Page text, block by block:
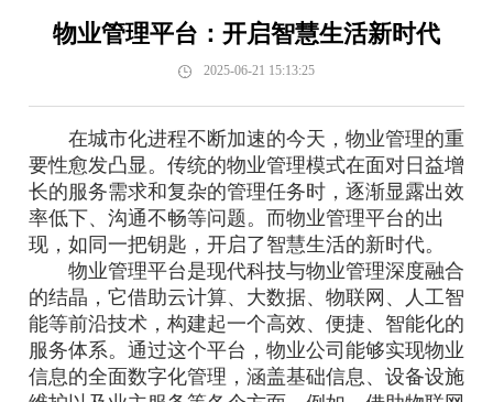
物业管理平台：开启智慧生活新时代
2025-06-21 15:13:25
在城市化进程不断加速的今天，物业管理的重
要性愈发凸显。传统的物业管理模式在面对日益增
长的服务需求和复杂的管理任务时，逐渐显露出效
率低下、沟通不畅等问题。而物业管理平台的出
现，如同一把钥匙，开启了智慧生活的新时代。
物业管理平台是现代科技与物业管理深度融合
的结晶，它借助云计算、大数据、物联网、人工智
能等前沿技术，构建起一个高效、便捷、智能化的
服务体系。通过这个平台，物业公司能够实现物业
信息的全面数字化管理，涵盖基础信息、设备设施